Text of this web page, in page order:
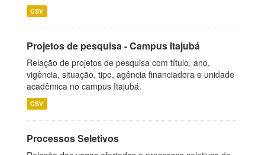
CSV
Projetos de pesquisa - Campus Itajubá
Relação de projetos de pesquisa com título, ano,
vigência, situação, tipo, agência financiadora e unidade
acadêmica no campus Itajubá.
CSV
Processos Seletivos